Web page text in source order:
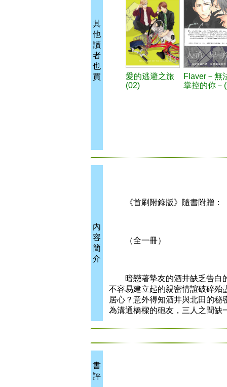
其
他
讀
者
也
買
愛的逃避之旅
(02)
Flaver－無
掌控的你－
內
容
簡
介
《首刷附錄版》隨書附贈：
（全一冊）
暗戀著摯友的酒井缺乏告白的
不容易建立起的親密情誼破碎殆
居心？意外得知酒井與北田的
為溝通橋樑的砲友，三人之間缺
書
評